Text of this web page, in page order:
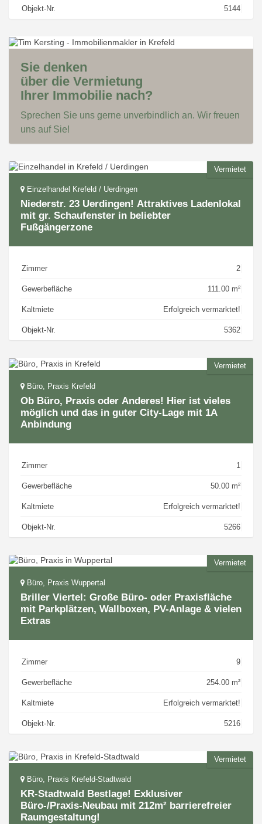
Objekt-Nr. 5144
Sie denken
über die Vermietung
Ihrer Immobilie nach?
Sprechen Sie uns gerne unverbindlich an. Wir freuen
uns auf Sie!
Vermietet
Einzelhandel Krefeld / Uerdingen
Niederstr. 23 Uerdingen! Attraktives Ladenlokal
mit gr. Schaufenster in beliebter
Fußgängerzone
Zimmer 2
Gewerbefläche 111.00 m²
Kaltmiete Erfolgreich vermarktet!
Objekt-Nr. 5362
Vermietet
Büro, Praxis Krefeld
Ob Büro, Praxis oder Anderes! Hier ist vieles
möglich und das in guter City-Lage mit 1A
Anbindung
Zimmer 1
Gewerbefläche 50.00 m²
Kaltmiete Erfolgreich vermarktet!
Objekt-Nr. 5266
Vermietet
Büro, Praxis Wuppertal
Briller Viertel: Große Büro- oder Praxisfläche
mit Parkplätzen, Wallboxen, PV-Anlage & vielen
Extras
Zimmer 9
Gewerbefläche 254.00 m²
Kaltmiete Erfolgreich vermarktet!
Objekt-Nr. 5216
Vermietet
Büro, Praxis Krefeld-Stadtwald
KR-Stadtwald Bestlage! Exklusiver
Büro-/Praxis-Neubau mit 212m² barrierefreier
Raumgestaltung!